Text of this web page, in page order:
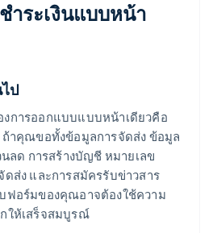
ำระเงินแบบหน้า
ป
การออกแบบแบบหน้าเดียวคือ
ถ้าคุณขอทั้งข้อมูลการจัดส่ง ข้อมูล
นลด การสร้างบัญชี หมายเลข
ส่ง และการสมัครรับข่าวสาร
ฟอร์มของคุณอาจต้องใช้ความ
ให้เสร็จสมบูรณ์